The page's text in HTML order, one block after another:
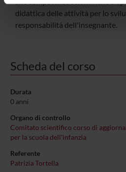
informazioni sul modo in cui
nostri partner che si occupano di
pubblicità e social media, i quali
didattica delle attività per lo
responsabilità dell'insegnante.
Scheda del corso
Durata
0 anni
Organo di controllo
Comitato scientifico corso di
per la scuola dell'infanzia
Referente
Patrizia Tortella